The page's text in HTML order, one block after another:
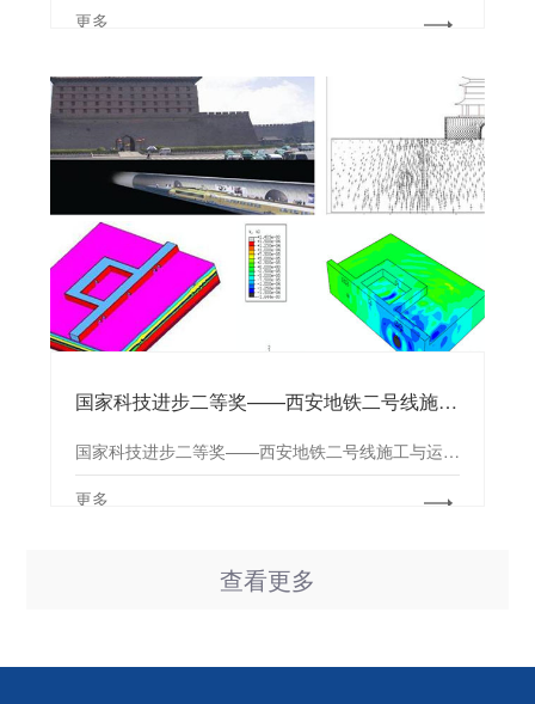
更多
国家科技进步二等奖——西安地铁二号线施工与运行对西安城墙、钟楼影响专题研究
国家科技进步二等奖——西安地铁二号线施工与运行对西安城墙、钟楼影响专题研究
更多
查看更多